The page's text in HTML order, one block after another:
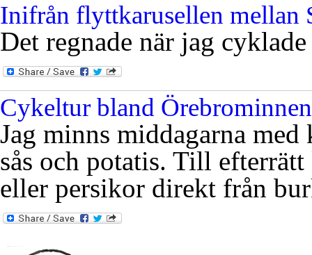
Inifrån flyttkarusellen mellan
Det regnade när jag
Cykeltur bland
Jag minns middagarna
sås och potatis. Till
eller persikor direkt från